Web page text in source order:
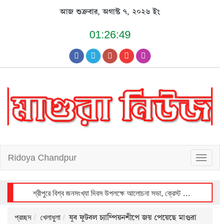
আজ শুক্রবার, অগাস্ট ৭, ২০২৬ ইং
01:26:50
T
o
g
g
l
a
t
Ridoya Chandpur
শ্রীপুরে বিশ্ব জনসংখ্যা দিবস উপলক্ষে আলোচনা সভা, ক্রেস্ট ও সনদ বিতরণ
প্রচ্ছদ খেলাধুলা যুব ফুটবল চ্যাম্পিয়নশীপে জয় পেয়েছে মাগুরা